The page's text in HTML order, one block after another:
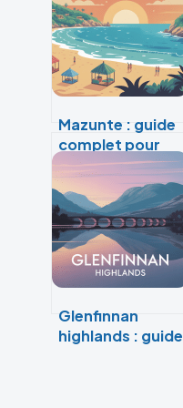
Mazunte : guide
complet pour
organiser votre
séjour dans ce
village bohème
Glenfinnan
highlands : guide